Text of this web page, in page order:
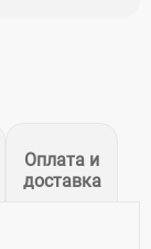
Оплата и
доставка